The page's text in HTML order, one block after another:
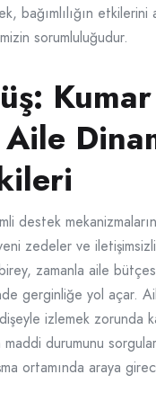
bağımlılığın etkilerini
sorumluluğudur.
Kumar
Aile
destek
zedeler ve
zamanla aile
gerginliğe yol açar.
izlemek zorunda
durumunu
ortamında araya